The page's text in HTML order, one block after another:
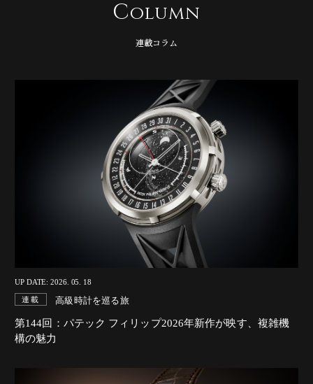
Column
連載コラム
UP DATE: 2026. 05. 18
連載 高級時計を巡る旅
第144回：パテック フィリップ2026年新作が映す、複雑機
構の魅力